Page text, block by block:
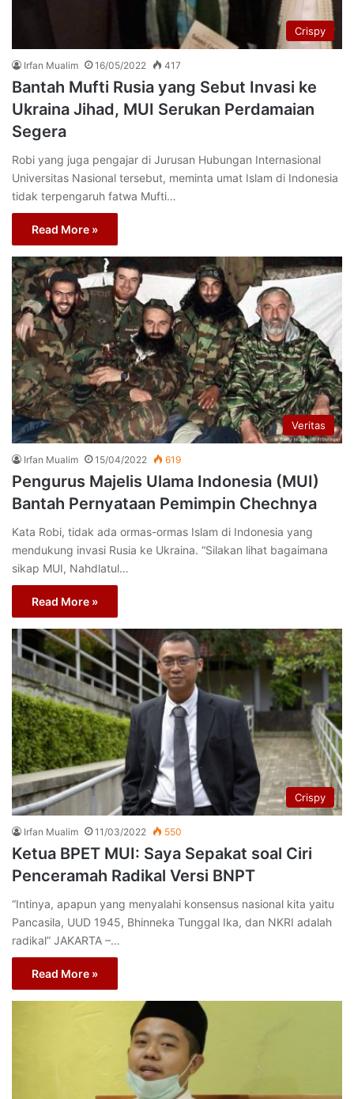
Crispy
Irfan Mualim 16/05/2022 417
Bantah Mufti Rusia yang Sebut Invasi ke
Ukraina Jihad, MUI Serukan Perdamaian
Segera
Robi yang juga pengajar di Jurusan Hubungan Internasional
Universitas Nasional tersebut, meminta umat Islam di Indonesia
tidak terpengaruh fatwa Mufti…
Read More »
Veritas
Irfan Mualim 15/04/2022 619
Pengurus Majelis Ulama Indonesia (MUI)
Bantah Pernyataan Pemimpin Chechnya
Kata Robi, tidak ada ormas-ormas Islam di Indonesia yang
mendukung invasi Rusia ke Ukraina. “Silakan lihat bagaimana
sikap MUI, Nahdlatul…
Read More »
Crispy
Irfan Mualim 11/03/2022 550
Ketua BPET MUI: Saya Sepakat soal Ciri
Penceramah Radikal Versi BNPT
“Intinya, apapun yang menyalahi konsensus nasional kita yaitu
Pancasila, UUD 1945, Bhinneka Tunggal Ika, dan NKRI adalah
radikal” JAKARTA –…
Read More »